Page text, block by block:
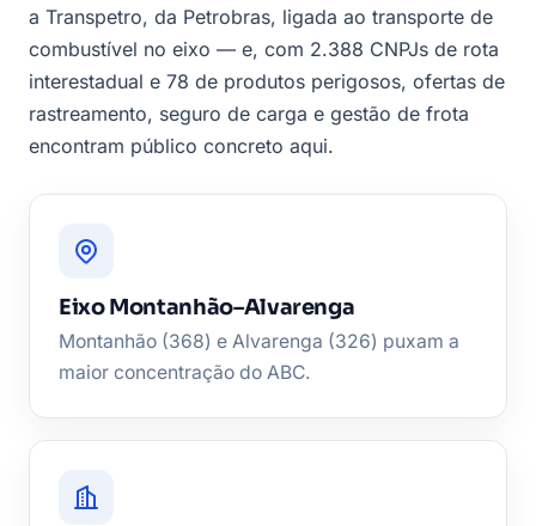
a Transpetro, da Petrobras, ligada ao transporte de
combustível no eixo — e, com 2.388 CNPJs de rota
interestadual e 78 de produtos perigosos, ofertas de
rastreamento, seguro de carga e gestão de frota
encontram público concreto aqui.
Eixo Montanhão–Alvarenga
Montanhão (368) e Alvarenga (326) puxam a
maior concentração do ABC.